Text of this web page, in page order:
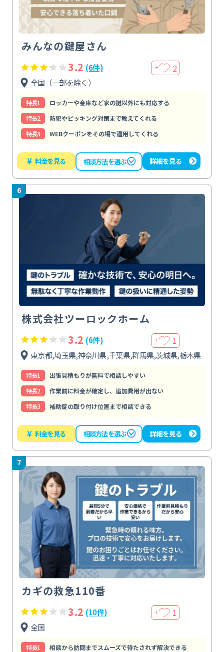
みんなの鍵屋さん
3.2 (6件) ＋ 2
全国（一部を除く）
特⻑1
ロッカーや金庫など家の鍵以外にも対応する
特⻑2
防犯やピッキング対策まで教えてくれる
特⻑3
WEBクーポンをその場で適用してくれる
¥ 料金を見る 相談方法を選ぶ 詳細を見る
6
株式会社ツーロックホーム
3.2 (6件) ＋ 1
東京都,埼玉県,神奈川県,千葉県,群馬県,茨城県,栃木県
特⻑1
出張見積もりが無料で相談しやすい
特⻑2
作業前に料金が確定し、追加費用が出ない
特⻑3
補助錠の取り付け位置まで相談できる
¥ 料金を見る 相談方法を選ぶ 詳細を見る
7
カギの救急110番
3.2 (10件) ＋ 1
全国
特⻑1
相談から訪問までスムーズで待たされず解決できる